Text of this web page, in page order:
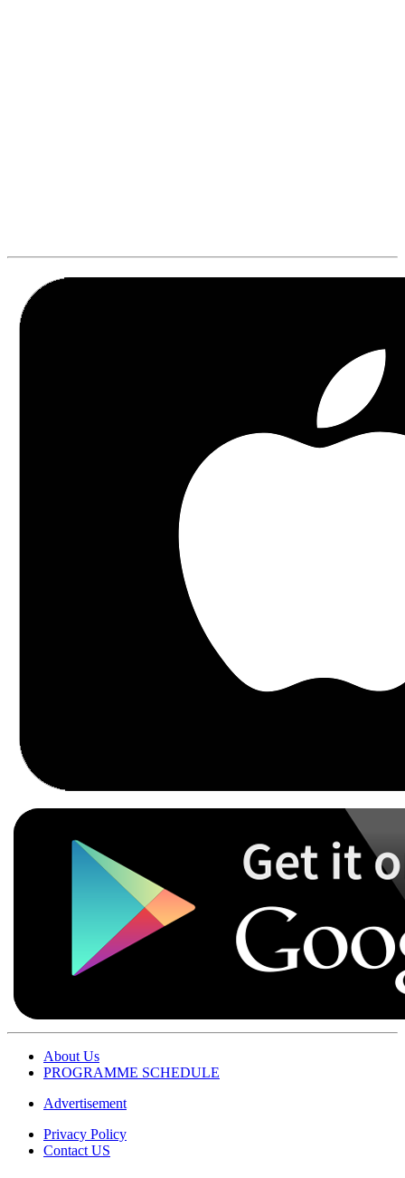
About Us
PROGRAMME SCHEDULE
Advertisement
Privacy Policy
Contact US